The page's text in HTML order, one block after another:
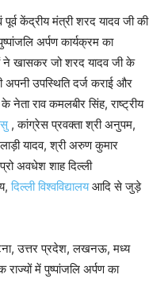
केंद्रीय मंत्री शरद यादव जी की
अर्पण कार्यक्रम का
ने खासकर जो शरद यादव जी के
उपस्थिति दर्ज कराई और
के नेता राव कमलबीर सिंह, राष्ट्रीय
, कांग्रेस प्रवक्ता श्री अनुपम,
यादव, श्री अरुण कुमार
अवधेश शाह दिल्ली
दिल्ली विश्वविद्यालयआदि से जुड़े
उत्तर प्रदेश, लखनऊ, मध्य
में पुष्पांजलि अर्पण का